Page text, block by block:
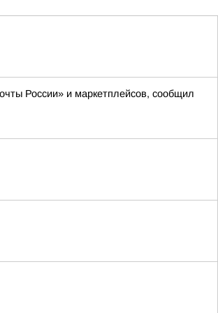
России» и маркетплейсов, сообщил